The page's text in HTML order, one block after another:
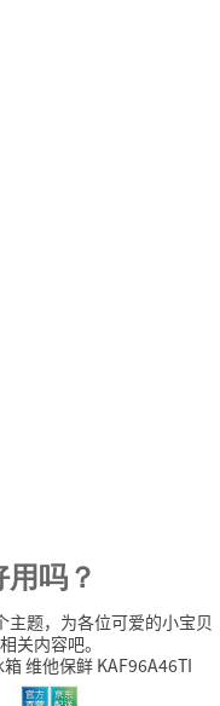
吗？
题，为各位可爱的小宝贝
关内容吧。
维他保鲜 KAF96A46TI